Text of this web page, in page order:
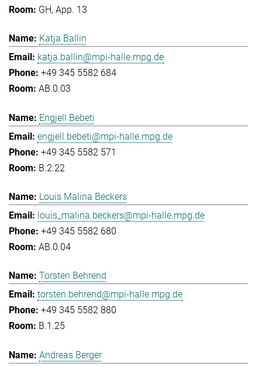
GH, App. 13
Katja Ballin
katja.ballin@mpi-halle.mpg.de
+49 345 5582 684
AB.0.03
Engjell Bebeti
engjell.bebeti@mpi-halle.mpg.de
+49 345 5582 571
B.2.22
Louis Malina Beckers
louis_malina.beckers@mpi-halle.mpg.de
+49 345 5582 680
AB.0.04
Torsten Behrend
torsten.behrend@mpi-halle.mpg.de
+49 345 5582 880
B.1.25
Andreas Berger